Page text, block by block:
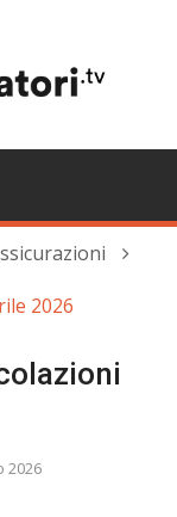
2026
2026